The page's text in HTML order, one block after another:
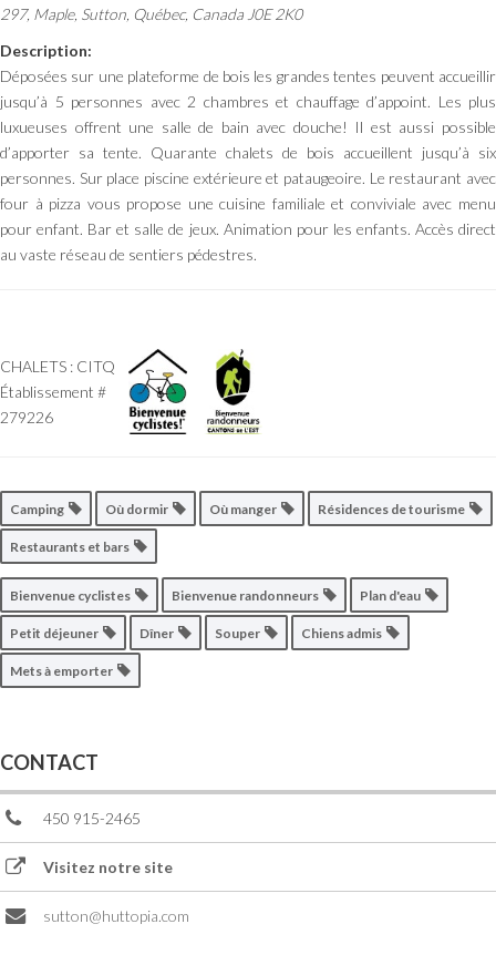
297, Maple, Sutton, Québec, Canada J0E 2K0
Description:
Déposées sur une plateforme de bois les grandes tentes peuvent accueillir
jusqu’à 5 personnes avec 2 chambres et chauffage d’appoint. Les plus
luxueuses offrent une salle de bain avec douche! Il est aussi possible
d’apporter sa tente. Quarante chalets de bois accueillent jusqu’à six
personnes. Sur place piscine extérieure et pataugeoire. Le restaurant avec
four à pizza vous propose une cuisine familiale et conviviale avec menu
pour enfant. Bar et salle de jeux. Animation pour les enfants. Accès direct
au vaste réseau de sentiers pédestres.
CHALETS : CITQ
Établissement #
279226
Camping Où dormir Où manger Résidences de tourisme
Restaurants et bars
Bienvenue cyclistes Bienvenue randonneurs Plan d'eau
Petit déjeuner Dîner Souper Chiens admis
Mets à emporter
CONTACT
450 915-2465
Visitez notre site
sutton@huttopia.com